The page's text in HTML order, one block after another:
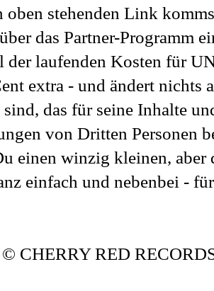
oben stehenden Link
das Partner-Programm
der laufenden Kosten für
extra - und ändert nichts
das für seine Inhalte
von Dritten Personen
einen winzig kleinen,
einfach und nebenbei -
CHERRY RED